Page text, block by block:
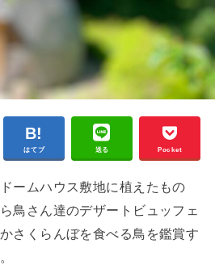
はてブ 送る Pocket
ームハウス敷地に植えたもの
鳥さん達のデザートビュッフェ
さくらんぼを食べる鳥を鑑賞す